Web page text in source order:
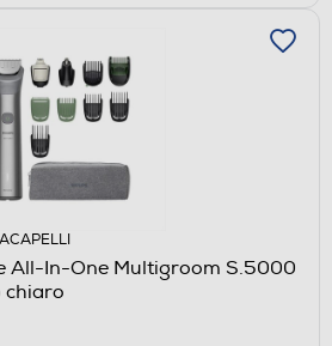
All-In-One Multigroom S.5000
chiaro